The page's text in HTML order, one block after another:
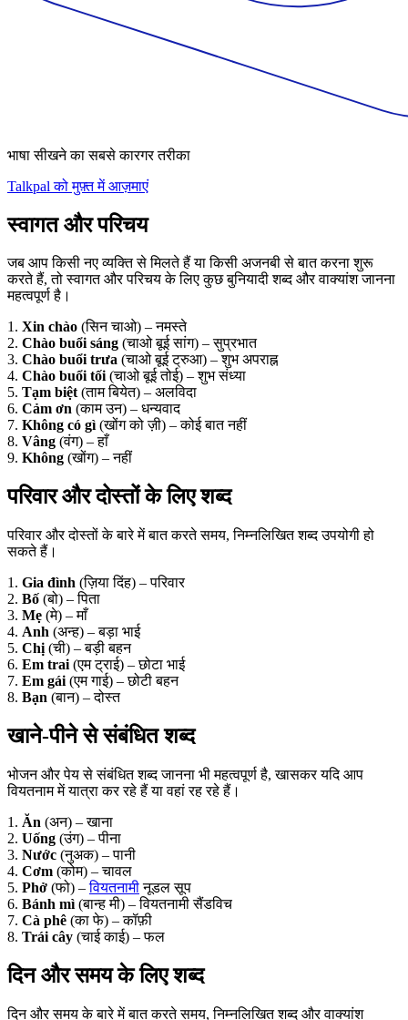
भाषा सीखने का सबसे कारगर तरीका
Talkpal को मुफ़्त में आज़माएं
स्वागत और परिचय
जब आप किसी नए व्यक्ति से मिलते हैं या किसी अजनबी से बात करना शुरू
करते हैं, तो स्वागत और परिचय के लिए कुछ बुनियादी शब्द और वाक्यांश जानना
महत्वपूर्ण है।
1. Xin chào (सिन चाओ) – नमस्ते
2. Chào buổi sáng (चाओ बूई सांग) – सुप्रभात
3. Chào buổi trưa (चाओ बूई ट्रुआ) – शुभ अपराह्न
4. Chào buổi tối(चाओ बूई तोई) – शुभ संध्या
5. Tạm biệt(ताम बियेत) – अलविदा
6. Cảm ơn (काम उन) – धन्यवाद
7. Không có gì(खोंग को ज़ी) – कोई बात नहीं
8. Vâng (वंग) – हाँ
9. Không (खोंग) – नहीं
परिवार और दोस्तों के लिए शब्द
परिवार और दोस्तों के बारे में बात करते समय, निम्नलिखित शब्द उपयोगी हो
सकते हैं।
1. Gia đình (ज़िया दिंह) – परिवार
2. Bố (बो) – पिता
3. Mẹ (मे) – माँ
4. Anh (अन्ह) – बड़ा भाई
5. Chị (ची) – बड़ी बहन
6. Em trai (एम ट्राई) – छोटा भाई
7. Em gái (एम गाई) – छोटी बहन
8. Bạn (बान) – दोस्त
खाने-पीने से संबंधित शब्द
भोजन और पेय से संबंधित शब्द जानना भी महत्वपूर्ण है, खासकर यदि आप
वियतनाम में यात्रा कर रहे हैं या वहां रह रहे हैं।
1. Ăn (अन) – खाना
2. Uống (उंग) – पीना
3. Nước (नुअक) – पानी
4. Cơm (कोम) – चावल
5. Phở (फो) –वियतनामीनूडल सूप
6. Bánh mì (बान्ह मी) – वियतनामी सैंडविच
7. Cà phê (का फे) – कॉफ़ी
8. Trái cây (चाई काई) – फल
दिन और समय के लिए शब्द
दिन और समय के बारे में बात करते समय, निम्नलिखित शब्द और वाक्यांश